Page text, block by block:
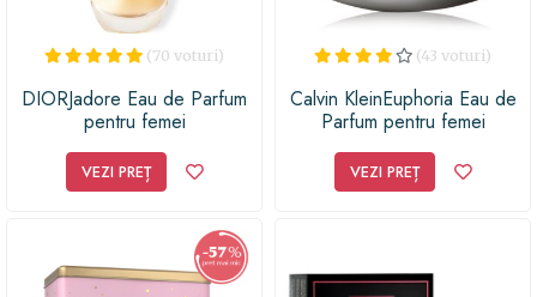
(70 voturi)
DIORJadore Eau de Parfum
pentru femei
VEZI PREȚ
(43 voturi)
Calvin KleinEuphoria Eau de
Parfum pentru femei
VEZI PREȚ